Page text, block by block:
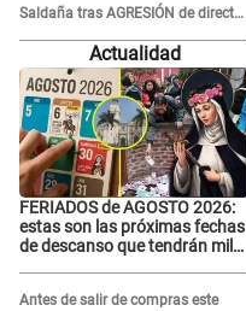
Saldaña tras AGRESIÓN de director
de 'La Bella Luz': Esto hizo
Actualidad
FERIADOS de AGOSTO 2026:
estas son las próximas fechas
de descanso que tendrán miles
Antes de salir de compras este